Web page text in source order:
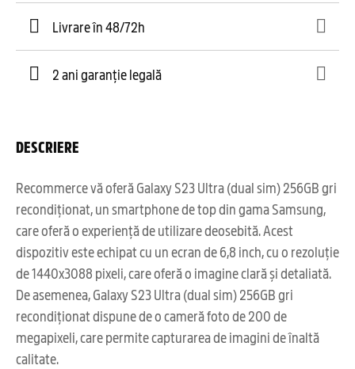
Livrare în 48/72h
2 ani garanție legală
DESCRIERE
Recommerce vă oferă Galaxy S23 Ultra (dual sim) 256GB gri
recondiționat, un smartphone de top din gama Samsung,
care oferă o experiență de utilizare deosebită. Acest
dispozitiv este echipat cu un ecran de 6,8 inch, cu o rezoluție
de 1440x3088 pixeli, care oferă o imagine clară și detaliată.
De asemenea, Galaxy S23 Ultra (dual sim) 256GB gri
recondiționat dispune de o cameră foto de 200 de
megapixeli, care permite capturarea de imagini de înaltă
calitate.